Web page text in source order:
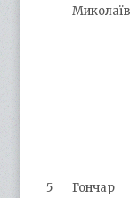
5
Гончар